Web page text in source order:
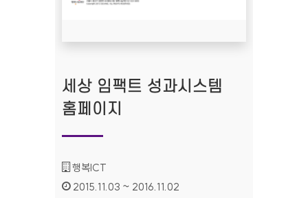
세상 임팩트 성과시스템
홈페이지
기관명 :
행복ICT
인증기간 :
2015.11.03 ~ 2016.11.02